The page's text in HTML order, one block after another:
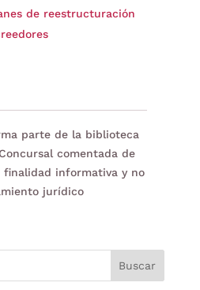
de reestructuración
parte de la biblioteca
comentada de
finalidad informativa y no
jurídico